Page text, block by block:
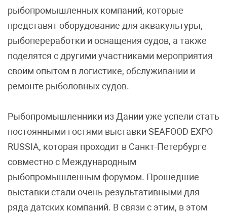
рыбопромышленных компаний, которые
представят оборудование для аквакультуры,
рыбопереработки и оснащения судов, а также
поделятся с другими участниками мероприятия
своим опытом в логистике, обслуживании и
ремонте рыболовных судов.
Рыбопромышленники из Дании уже успели стать
постоянными гостями выставки SEAFOOD EXPO
RUSSIA, которая проходит в Санкт-Петербурге
совместно с Международным
рыбопромышленным форумом. Прошедшие
выставки стали очень результативными для
ряда датских компаний. В связи с этим, в этом